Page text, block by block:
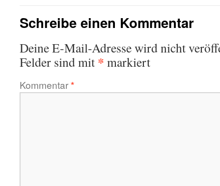
Schreibe einen Kommentar
Deine E-Mail-Adresse wird nicht
Felder sind mit * markiert
Kommentar*